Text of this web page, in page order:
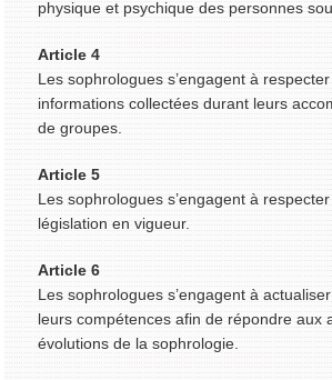
physique et psychique des personnes
Article 4
Les sophrologues s’engagent à
informations collectées durant leurs
de groupes.
Article 5
Les sophrologues s’engagent à
législation en vigueur.
Article 6
Les sophrologues s’engagent à
leurs compétences afin de répondre aux
évolutions de la sophrologie.